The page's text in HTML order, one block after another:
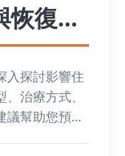
恢復指
入探討影響住
治療方式、
議幫助您預估